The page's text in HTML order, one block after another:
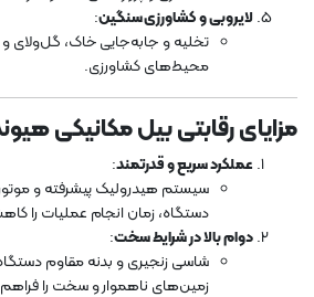
لایروبی و کشاورزی سنگین:
تخلیه و جابه‌جایی خاک، گل‌ولای
محیط‌های کشاورزی.
مزایای رقابتی بیل مکانیکی
عملکرد سریع و قدرتمند:
سیستم هیدرولیک پیشرفته و
دستگاه، زمان انجام عملیات را
دوام بالا در شرایط سخت:
شاسی زنجیری و بدنه مقاوم
زمین‌های ناهموار و سخت را